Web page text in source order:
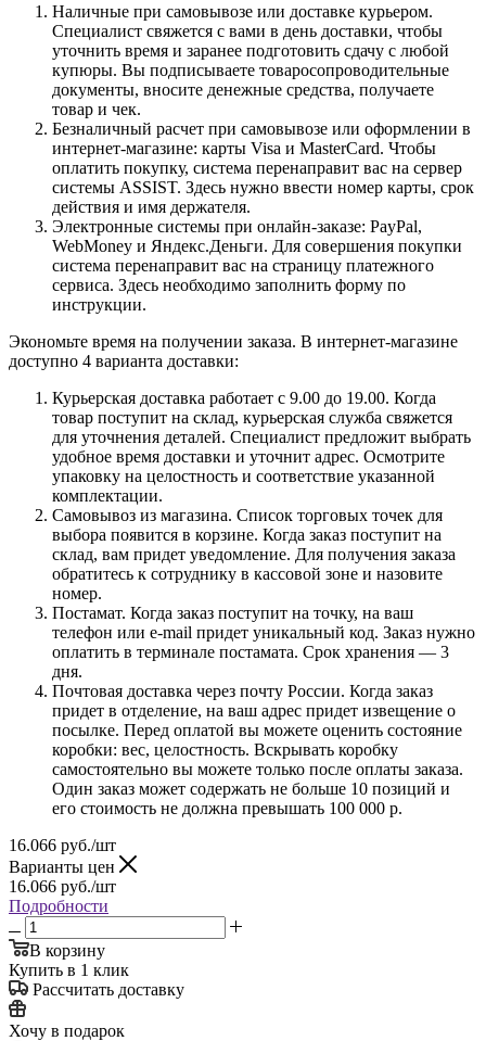
Наличные при самовывозе или доставке курьером.
Специалист свяжется с вами в день доставки, чтобы
уточнить время и заранее подготовить сдачу с любой
купюры. Вы подписываете товаросопроводительные
документы, вносите денежные средства, получаете
товар и чек.
Безналичный расчет при самовывозе или оформлении в
интернет-магазине: карты Visa и MasterCard. Чтобы
оплатить покупку, система перенаправит вас на сервер
системы ASSIST. Здесь нужно ввести номер карты, срок
действия и имя держателя.
Электронные системы при онлайн-заказе: PayPal,
WebMoney и Яндекс.Деньги. Для совершения покупки
система перенаправит вас на страницу платежного
сервиса. Здесь необходимо заполнить форму по
инструкции.
Экономьте время на получении заказа. В интернет-магазине
доступно 4 варианта доставки:
Курьерская доставка работает с 9.00 до 19.00. Когда
товар поступит на склад, курьерская служба свяжется
для уточнения деталей. Специалист предложит выбрать
удобное время доставки и уточнит адрес. Осмотрите
упаковку на целостность и соответствие указанной
комплектации.
Самовывоз из магазина. Список торговых точек для
выбора появится в корзине. Когда заказ поступит на
склад, вам придет уведомление. Для получения заказа
обратитесь к сотруднику в кассовой зоне и назовите
номер.
Постамат. Когда заказ поступит на точку, на ваш
телефон или e-mail придет уникальный код. Заказ нужно
оплатить в терминале постамата. Срок хранения — 3
дня.
Почтовая доставка через почту России. Когда заказ
придет в отделение, на ваш адрес придет извещение о
посылке. Перед оплатой вы можете оценить состояние
коробки: вес, целостность. Вскрывать коробку
самостоятельно вы можете только после оплаты заказа.
Один заказ может содержать не больше 10 позиций и
его стоимость не должна превышать 100 000 р.
16.066 руб./шт
Варианты цен
16.066 руб./шт
Подробности
В корзину
Купить в 1 клик
Рассчитать доставку
Хочу в подарок